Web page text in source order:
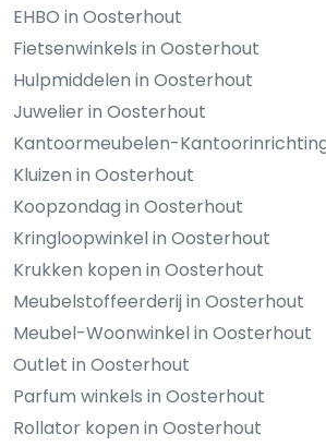
EHBO in Oosterhout
Fietsenwinkels in Oosterhout
Hulpmiddelen in Oosterhout
Juwelier in Oosterhout
Kantoormeubelen-
Kluizen in Oosterhout
Koopzondag in Oosterhout
Kringloopwinkel in Oosterhout
Krukken kopen in Oosterhout
Meubelstoffeerderij in Oosterhout
Meubel-Woonwinkel in Oosterhout
Outlet in Oosterhout
Parfum winkels in Oosterhout
Rollator kopen in Oosterhout